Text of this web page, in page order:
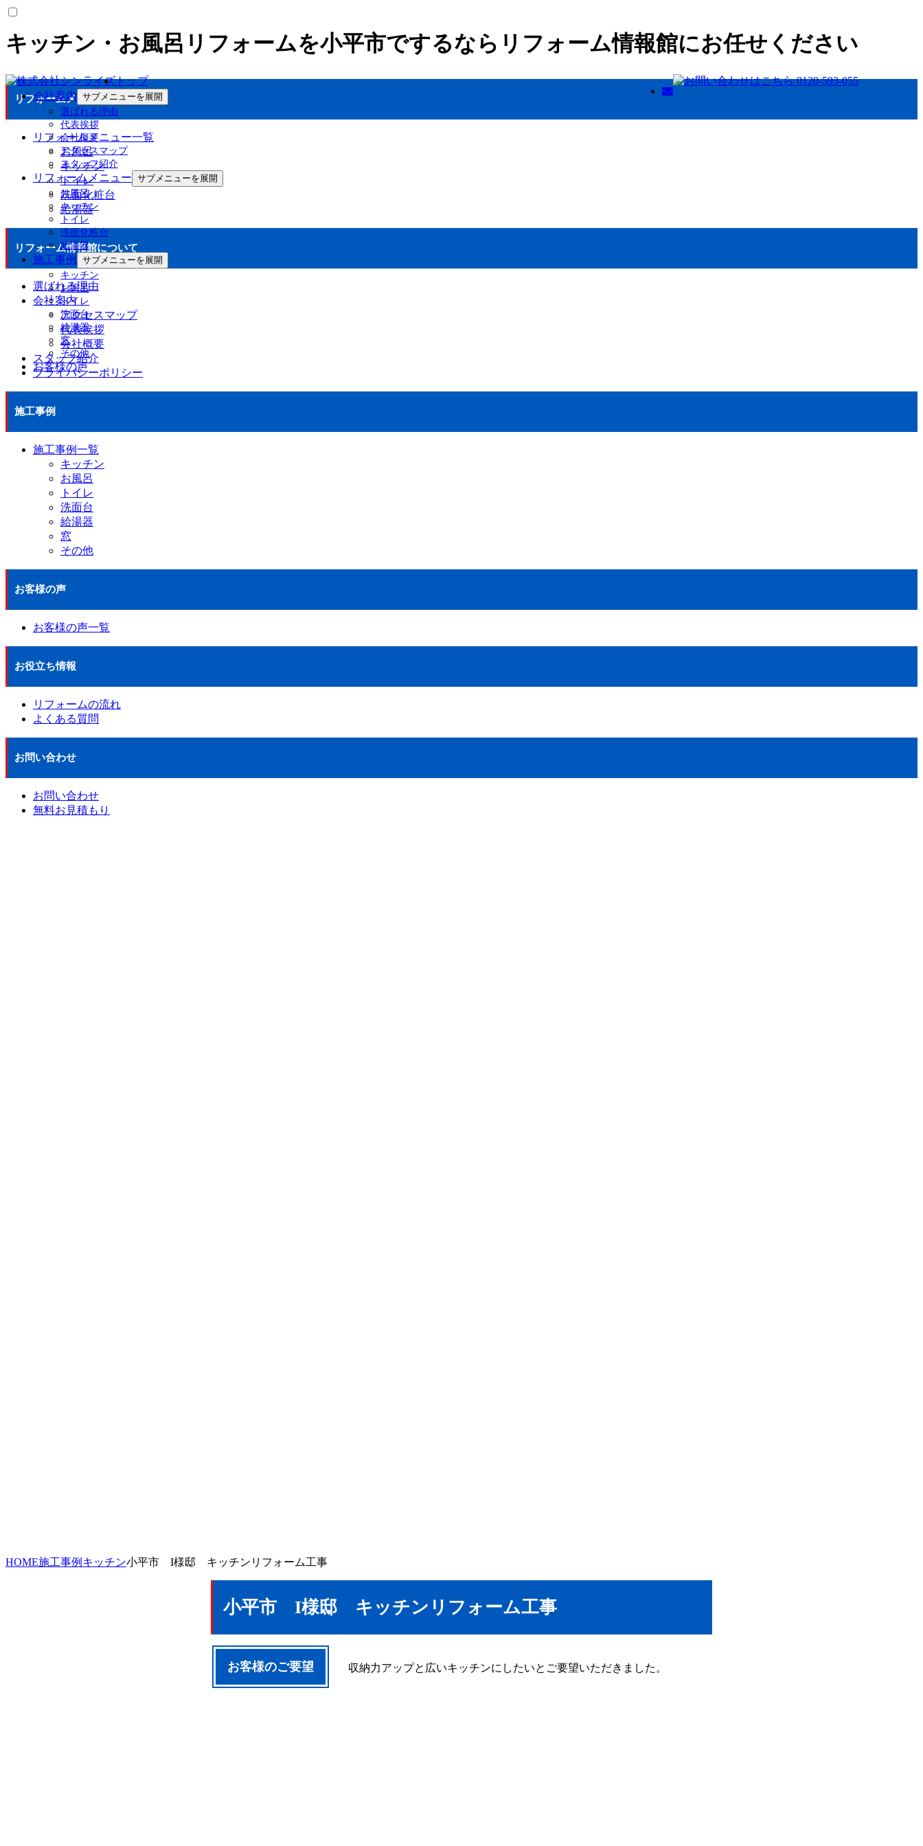
キッチン・お風呂リフォームを小平市でするならリフォーム情報館にお任せください
トップ
会社案内 サブメニューを展開
選ばれる理由
代表挨拶
会社概要
アクセスマップ
スタッフ紹介
リフォームメニュー サブメニューを展開
お風呂
キッチン
トイレ
洗面化粧台
給湯器
施工事例
サブメニューを展開
キッチン
お風呂
トイレ
洗面台
給湯器
窓
その他
お客様の声
リフォームメニュー
リフォームメニュー一覧
お風呂
キッチン
トイレ
洗面化粧台
給湯器
リフォーム情報館について
選ばれる理由
会社案内
アクセスマップ
代表挨拶
会社概要
スタッフ紹介
プライバシーポリシー
施工事例
施工事例一覧
キッチン
お風呂
トイレ
洗面台
給湯器
窓
その他
お客様の声
お客様の声一覧
お役立ち情報
リフォームの流れ
よくある質問
お問い合わせ
お問い合わせ
無料お見積もり
HOME施工事例 キッチン小平市 I様邸 キッチンリフォーム工事
小平市 I様邸 キッチンリフォーム工事
お客様のご要望 収納力アップと広いキッチンにしたいとご要望いただきました。